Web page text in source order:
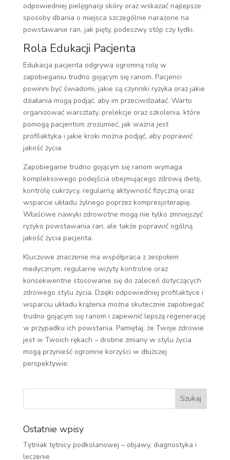
odpowiedniej pielęgnacji skóry oraz wskazać najlepsze
sposoby dbania o miejsca szczególnie narażone na
powstawanie ran, jak pięty, podeszwy stóp czy łydki.
Rola Edukacji Pacjenta
Edukacja pacjenta odgrywa ogromną rolę w
zapobieganiu trudno gojącym się ranom. Pacjenci
powinni być świadomi, jakie są czynniki ryzyka oraz jakie
działania mogą podjąć, aby im przeciwdziałać. Warto
organizować warsztaty, prelekcje oraz szkolenia, które
pomogą pacjentom zrozumieć, jak ważna jest
profilaktyka i jakie kroki można podjąć, aby poprawić
jakość życia.
Zapobieganie trudno gojącym się ranom wymaga
kompleksowego podejścia obejmującego zdrową dietę,
kontrolę cukrzycy, regularną aktywność fizyczną oraz
wsparcie układu żylnego poprzez kompresjoterapię.
Właściwe nawyki zdrowotne mogą nie tylko zmniejszyć
ryzyko powstawania ran, ale także poprawić ogólną
jakość życia pacjenta.
Kluczowe znaczenie ma współpraca z zespołem
medycznym, regularne wizyty kontrolne oraz
konsekwentne stosowanie się do zaleceń dotyczących
zdrowego stylu życia. Dzięki odpowiedniej profilaktyce i
wsparciu układu krążenia można skutecznie zapobiegać
trudno gojącym się ranom i zapewnić lepszą regenerację
w przypadku ich powstania. Pamiętaj, że Twoje zdrowie
jest w Twoich rękach – drobne zmiany w stylu życia
mogą przynieść ogromne korzyści w dłuższej
perspektywie.
Ostatnie wpisy
Tętniak tętnicy podkolanowej – objawy, diagnostyka i
leczenie